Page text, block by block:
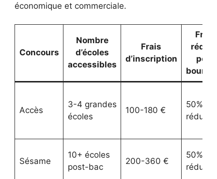
économique et commerciale.
Concours
Nombre
d’écoles
accessibles
Frais
d’inscription
Frais
pour
Accès
3-4 grandes
écoles
100-180 €
50%
Sésame
10+ écoles
post-bac
200-360 €
50%